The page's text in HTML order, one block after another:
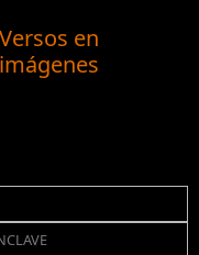
Versos en
imágenes